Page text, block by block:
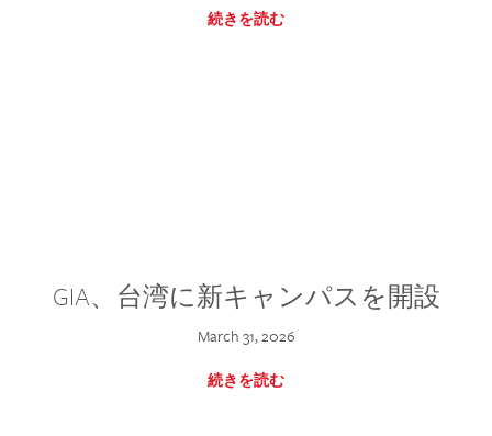
続きを読む
GIA、台湾に新キャンパスを開設
March 31, 2026
続きを読む